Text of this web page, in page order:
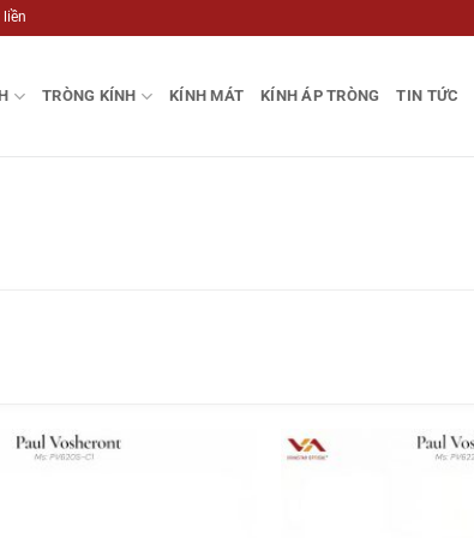
TRÒNG KÍNH KÍNH MÁT KÍNH ÁP TRÒNG TIN TỨC